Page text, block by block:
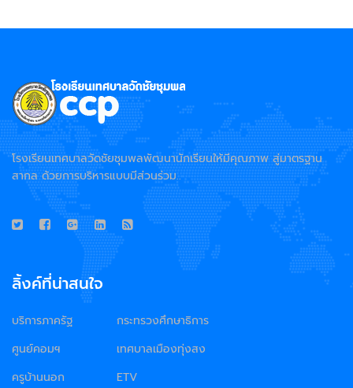
โรงเรียนเทศบาลวัดชัยชุมพลพัฒนานักเรียนให้มีคุณภาพ สู่มาตรฐาน
สากล ด้วยการบริหารแบบมีส่วนร่วม..
ลิ้งค์ที่น่าสนใจ
บริการภาครัฐ
ศูนย์คอมฯ
ครูบ้านนอก
กระทรวงศึกษาธิการ
เทศบาลเมืองทุ่งสง
ETV